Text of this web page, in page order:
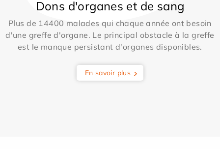
Dons d'organes et de sang
Plus de 14400 malades qui chaque année ont besoin
d'une greffe d'organe. Le principal obstacle à la greffe
est le manque persistant d'organes disponibles.
En savoir plus